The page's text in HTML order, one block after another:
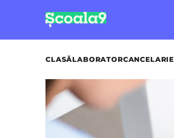
CLASĂLABORATORCANCELARIE